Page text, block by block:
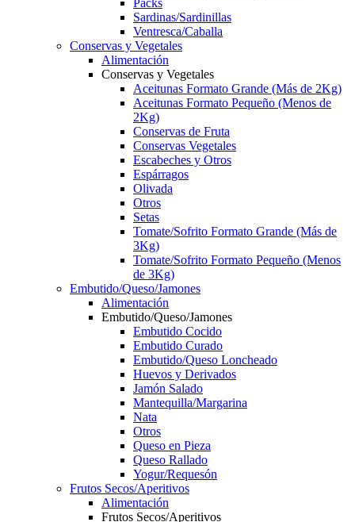
Packs
Sardinas/Sardinillas
Ventresca/Caballa
Conservas y Vegetales
Alimentación
Conservas y Vegetales
Aceitunas Formato Grande (Más de 2Kg)
Aceitunas Formato Pequeño (Menos de
2Kg)
Conservas de Fruta
Conservas Vegetales
Escabeches y Otros
Espárragos
Olivada
Otros
Setas
Tomate/Sofrito Formato Grande (Más de
3Kg)
Tomate/Sofrito Formato Pequeño (Menos
de 3Kg)
Embutido/Queso/Jamones
Alimentación
Embutido/Queso/Jamones
Embutido Cocido
Embutido Curado
Embutido/Queso Loncheado
Huevos y Derivados
Jamón Salado
Mantequilla/Margarina
Nata
Otros
Queso en Pieza
Queso Rallado
Yogur/Requesón
Frutos Secos/Aperitivos
Alimentación
Frutos Secos/Aperitivos